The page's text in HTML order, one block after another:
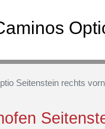
Seitenstein rechts